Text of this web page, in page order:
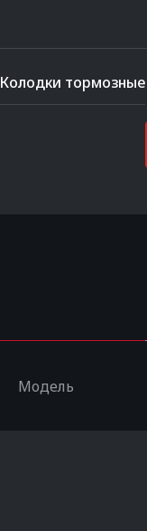
Колодки тормозные
Модель